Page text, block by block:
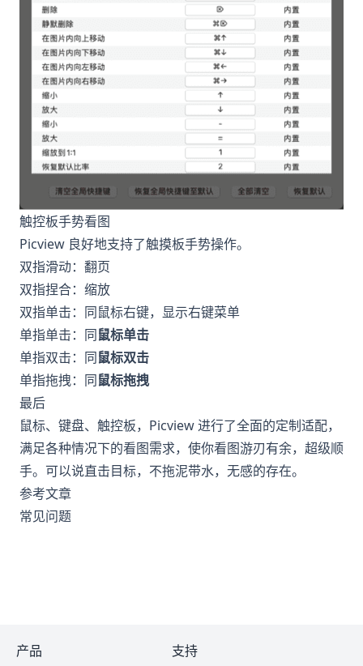
触控板手势看图
Picview 良好地支持了触摸板手势操作。
双指滑动：翻页
双指捏合：缩放
双指单击：同鼠标右键，显示右键菜单
单指单击：同鼠标单击
单指双击：同鼠标双击
单指拖拽：同鼠标拖拽
最后
鼠标、键盘、触控板，Picview 进行了全面的定制适配，
满足各种情况下的看图需求，使你看图游刃有余，超级顺
手。可以说直击目标，不拖泥带水，无感的存在。
参考文章
常见问题
产品 支持